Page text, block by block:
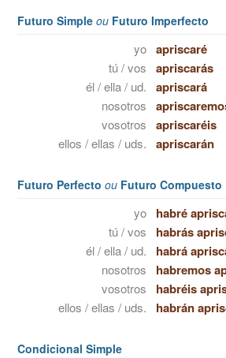
Futuro Simple ou Futuro Imperfecto
yo apriscaré
tú / vos apriscarás
él / ella / ud. apriscará
nosotros
vosotros apriscaréis
ellos / ellas / uds. apriscarán
Futuro Perfecto ou Futuro Compuesto
yo habré
tú / vos habrás
él / ella / ud. habrá
nosotros habremos
vosotros habréis
ellos / ellas / uds. habrán
Condicional Simple